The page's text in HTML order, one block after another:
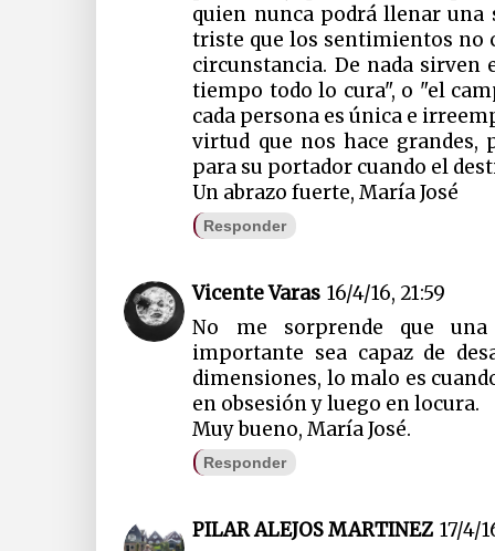
quien nunca podrá llenar una
triste que los sentimientos no
circunstancia. De nada sirven
tiempo todo lo cura", o "el
cada persona es única e
virtud que nos hace grandes,
para su portador cuando el
Un abrazo fuerte, María José
Responder
Vicente Varas 16/4/16, 21:59
No me sorprende que
importante sea capaz de
dimensiones, lo malo es
en obsesión y luego en locura.
Muy bueno, María José.
Responder
PILAR ALEJOS MARTINEZ 17/4/